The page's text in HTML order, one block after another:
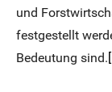
und
festgestellt
Bedeutung sind.